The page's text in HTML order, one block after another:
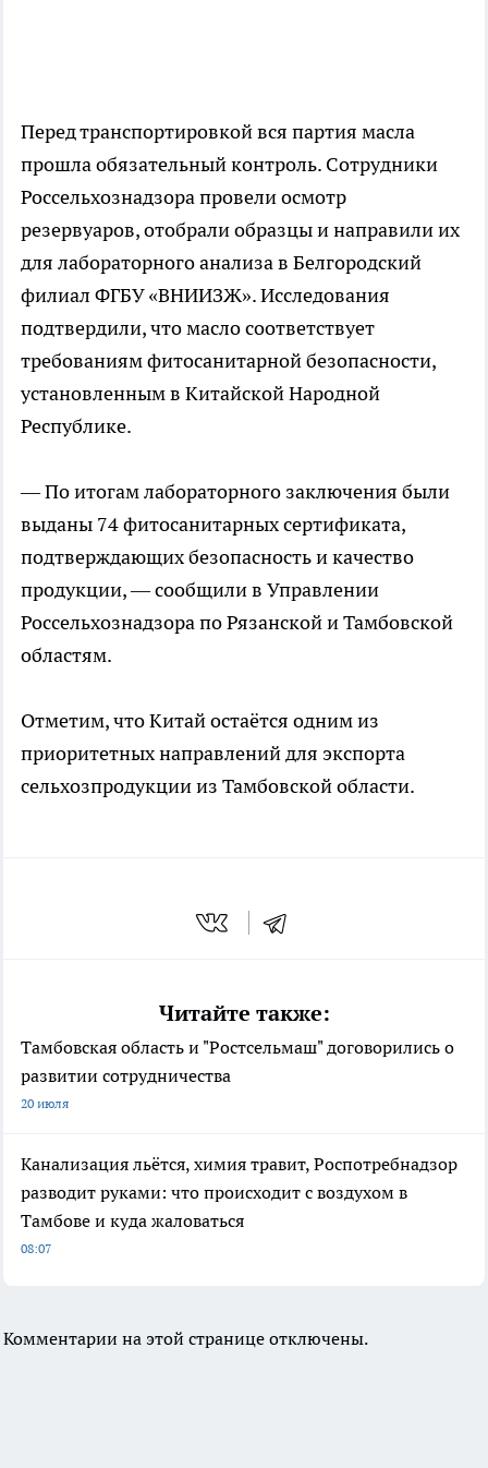
Перед транспортировкой вся партия масла
прошла обязательный контроль. Сотрудники
Россельхознадзора провели осмотр
резервуаров, отобрали образцы и направили их
для лабораторного анализа в Белгородский
филиал ФГБУ «ВНИИЗЖ». Исследования
подтвердили, что масло соответствует
требованиям фитосанитарной безопасности,
установленным в Китайской Народной
Республике.
— По итогам лабораторного заключения были
выданы 74 фитосанитарных сертификата,
подтверждающих безопасность и качество
продукции, — сообщили в Управлении
Россельхознадзора по Рязанской и Тамбовской
областям.
Отметим, что Китай остаётся одним из
приоритетных направлений для экспорта
сельхозпродукции из Тамбовской области.
Читайте также:
Тамбовская область и "Ростсельмаш" договорились о
развитии сотрудничества
20 июля
Канализация льётся, химия травит, Роспотребнадзор
разводит руками: что происходит с воздухом в
Тамбове и куда жаловаться
08:07
Комментарии на этой странице отключены.